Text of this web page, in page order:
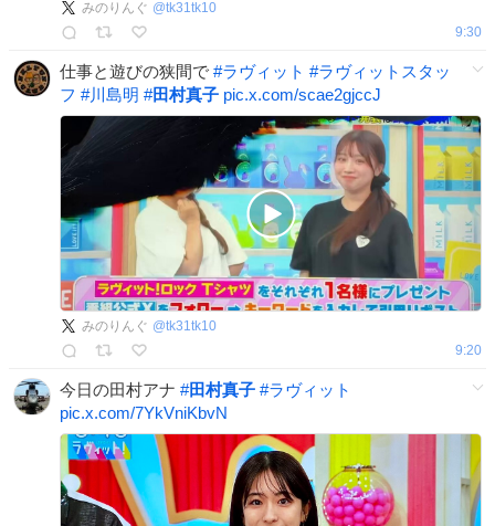
みのりんぐ @tk31tk10
9:30
仕事と遊びの狭間で #ラヴィット #ラヴィットスタッ
フ #川島明 #田村真子 pic.x.com/scae2gjccJ
みのりんぐ @tk31tk10
9:20
今日の田村アナ #田村真子 #ラヴィット
pic.x.com/7YkVniKbvN